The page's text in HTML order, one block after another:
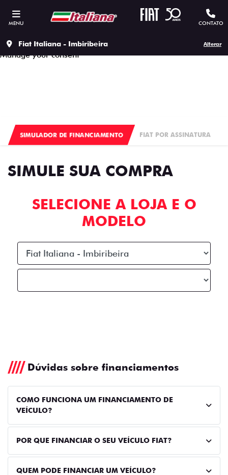
This site uses cookies to ensure that you get the best
experience on our site, to protect your personal data we
Accept all cookiesContinue to use the essential cookies
Manage your consent
MENU CONTATO
Fiat Italiana - Imbiribeira Alterar
SIMULADOR DE FINANCIAMENTO FIAT POR ASSINATURA
SIMULE SUA COMPRA
SELECIONE A LOJA E O
MODELO
Dúvidas sobre financiamentos
COMO FUNCIONA UM FINANCIAMENTO DE
VEÍCULO?
POR QUE FINANCIAR O SEU VEÍCULO FIAT?
QUEM PODE FINANCIAR UM VEÍCULO?